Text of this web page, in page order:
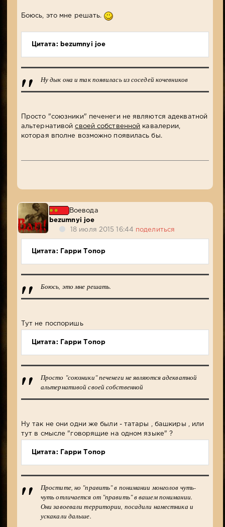
Боюсь, это мне решать.
Цитата: bezumnyi joe
Ну дык она и так появилась из соседей кочевников
Просто "союзники" печенеги не являются адекватной
альтернативойсвоей собственной кавалерии,
которая вполне возможно появилась бы.
Воевода
bezumnyi joe
18 июля 2015 16:44 поделиться
Цитата: Гарри Топор
Боюсь, это мне решать.
Тут не поспоришь
Цитата: Гарри Топор
Просто "союзники" печенеги не являются адекватной
альтернативой своей собственной
Ну так не они одни же были - татары , башкиры , или
тут в смысле "говорящие на одном языке" ?
Цитата: Гарри Топор
Простите, но "править" в понимании монголов чуть-
чуть отличается от "править" в вашем понимании.
Они завоевали территории, посадили наместника и
ускакали дальше.